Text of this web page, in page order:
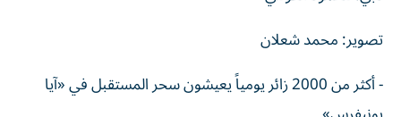
تصوير: محمد شعلان
- أكثر من 2000 زائر يومياً يعيشون سحر المستقبل في «آيا